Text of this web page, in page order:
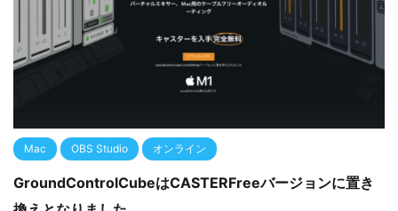
Mac OBS Studio オンライン
GroundControlCubeはCASTERFreeバージョンに置き